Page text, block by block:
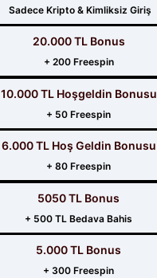
Sadece Kripto & Kimliksiz Giriş
20.000 TL Bonus
+ 200 Freespin
10.000 TL Hoşgeldin Bonusu
+ 50 Freespin
6.000 TL Hoş Geldin Bonusu
+ 80 Freespin
5050 TL Bonus
+ 500 TL Bedava Bahis
5.000 TL Bonus
+ 300 Freespin